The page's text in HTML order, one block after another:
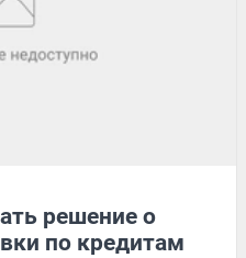
решение о
по кредитам